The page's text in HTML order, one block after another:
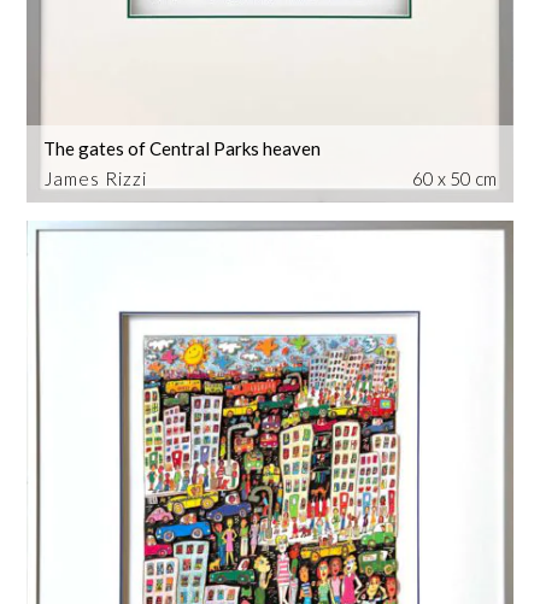
James Rizzi
The gates of Central Parks heaven
60 x 50 cm